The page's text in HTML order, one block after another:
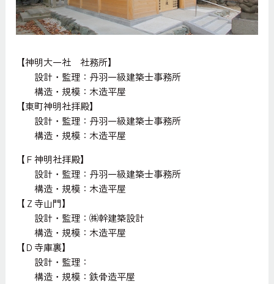
【神明大一社 社務所】
設計・監理：丹羽一級建築士事務所
構造・規模：木造平屋
【東町神明社拝殿】
設計・監理：丹羽一級建築士事務所
構造・規模：木造平屋
【Ｆ神明社拝殿】
設計・監理：丹羽一級建築士事務所
構造・規模：木造平屋
【Ｚ寺山門】
設計・監理：㈱幹建築設計
構造・規模：木造平屋
【Ｄ寺庫裏】
設計・監理：
構造・規模：鉄骨造平屋